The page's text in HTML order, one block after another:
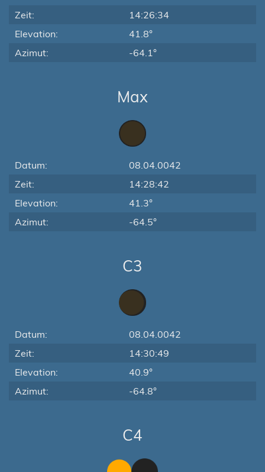
Zeit:
14:26:34
Elevation:
41.8°
Azimut:
-64.1°
Max
Datum:
08.04.0042
Zeit:
14:28:42
Elevation:
41.3°
Azimut:
-64.5°
C3
Datum:
08.04.0042
Zeit:
14:30:49
Elevation:
40.9°
Azimut:
-64.8°
C4